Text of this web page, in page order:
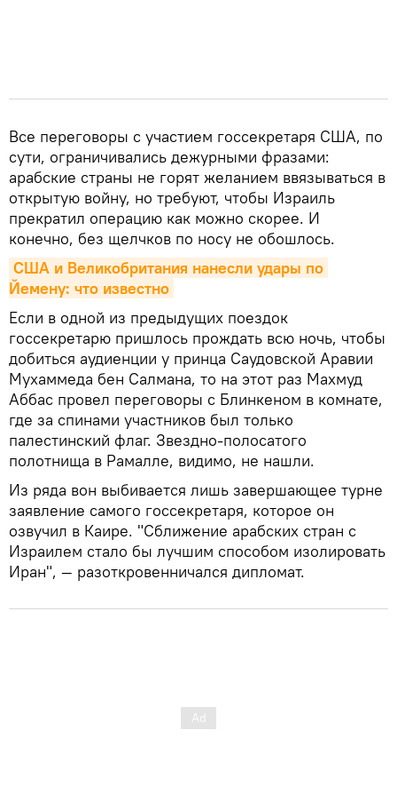
Все переговоры с участием госсекретаря США, по
сути, ограничивались дежурными фразами:
арабские страны не горят желанием ввязываться в
открытую войну, но требуют, чтобы Израиль
прекратил операцию как можно скорее. И
конечно, без щелчков по носу не обошлось.
США и Великобритания нанесли удары по
Йемену: что известно
Если в одной из предыдущих поездок
госсекретарю пришлось прождать всю ночь, чтобы
добиться аудиенции у принца Саудовской Аравии
Мухаммеда бен Салмана, то на этот раз Махмуд
Аббас провел переговоры с Блинкеном в комнате,
где за спинами участников был только
палестинский флаг. Звездно-полосатого
полотнища в Рамалле, видимо, не нашли.
Из ряда вон выбивается лишь завершающее турне
заявление самого госсекретаря, которое он
озвучил в Каире. "Сближение арабских стран с
Израилем стало бы лучшим способом изолировать
Иран", — разоткровенничался дипломат.